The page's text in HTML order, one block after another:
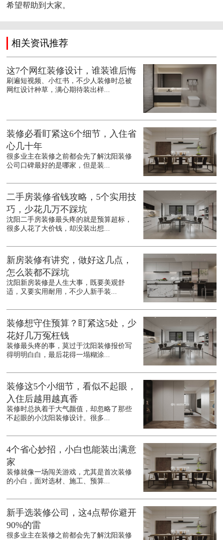
希望帮助到大家。
相关资讯推荐
这7个网红装修设计，谁装谁后悔
刷遍短视频、小红书，不少人装修时总被
网红设计种草，满心期待装出样...
装修必看盯紧这6个细节，入住省
心几十年
很多业主在装修之前都会先了解沈阳装修
公司口碑最好的是哪家，但是装...
二手房装修省钱攻略，5个实用技
巧，少花几万不踩坑
沈阳二手房装修最头疼的就是预算超标，
很多人花了大价钱，却没装出想...
新房装修有讲究，做好这几点，
怎么装都不踩坑
沈阳新房装修是人生大事，既要美观舒
适，又要实用耐用，不少人新手装...
装修想守住预算？盯紧这5处，少
花好几万冤枉钱
装修最头疼的事，莫过于沈阳装修报价写
得明明白白，最后花得一塌糊涂...
装修这5个小细节，看似不起眼，
入住后越用越真香
装修时总执着于大气颜值，却忽略了那些
不起眼的小沈阳装修设计。很多...
4个省心妙招，小白也能装出满意
家
装修就像一场闯关游戏，尤其是首次装修
的小白，面对选材、施工、预算...
新手选装修公司，这4点帮你避开
90%的雷
很多业主在装修之前都会先了解沈阳装修